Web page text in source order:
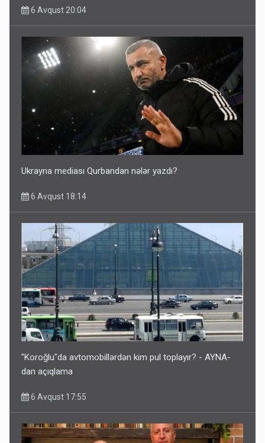
6 Avqust 20:04
Ukrayna mediası Qurbandan nələr yazdı?
6 Avqust 18:14
"Koroğlu"da avtomobillərdən kim pul toplayır? - AYNA-
dan açıqlama
6 Avqust 17:55